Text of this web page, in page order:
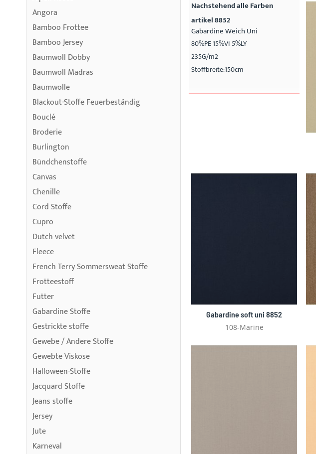
Nachstehend alle Farben
artikel 8852
Gabardine Weich Uni
80%PE 15%VI 5%LY
235G/m2
Stoffbreite:150cm
Gabardine soft uni 8852
108-Marine
Angora
Bamboo Frottee
Bamboo Jersey
Baumwoll Dobby
Baumwoll Madras
Baumwolle
Blackout-Stoffe Feuerbeständig
Bouclé
Broderie
Burlington
Bündchenstoffe
Canvas
Chenille
Cord Stoffe
Cupro
Dutch velvet
Fleece
French Terry Sommersweat Stoffe
Frotteestoff
Futter
Gabardine Stoffe
Gestrickte stoffe
Gewebe / Andere Stoffe
Gewebte Viskose
Halloween-Stoffe
Jacquard Stoffe
Jeans stoffe
Jersey
Jute
Karneval